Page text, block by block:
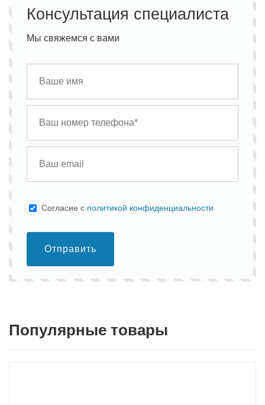
Консультация специалиста
Мы свяжемся с вами
Cогласие с политикой конфиденциальности
Отправить
Популярные товары